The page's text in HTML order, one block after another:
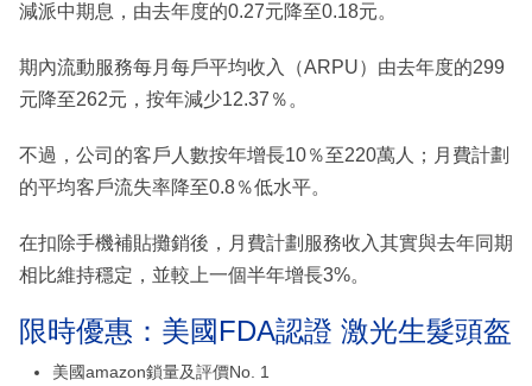
減派中期息，由去年度的0.27元降至0.18元。
期內流動服務每月每戶平均收入（ARPU）由去年度的299
元降至262元，按年減少12.37％。
不過，公司的客戶人數按年增長10％至220萬人；月費計劃
的平均客戶流失率降至0.8％低水平。
在扣除手機補貼攤銷後，月費計劃服務收入其實與去年同期
相比維持穩定，並較上一個半年增長3%。
限時優惠：美國FDA認證 激光生髮頭盔
美國amazon鎖量及評價No. 1